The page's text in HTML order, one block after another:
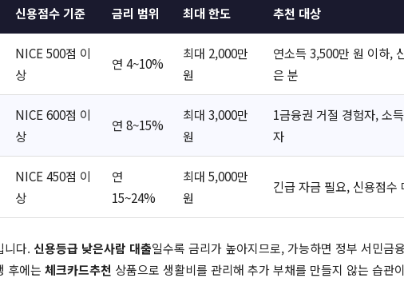
신용점수 기준 금리 범위 최대 한도 추천 대상
NICE 500점 이
상
연 4~10%
최대 2,000만
원
연소득 3,500만 원 이하,
은 분
NICE 600점 이
상
연 8~15%
최대 3,000만
원
1금융권 거절 경험자, 소
자
NICE 450점 이
상
연
15~24%
최대 5,000만
원
긴급 자금 필요, 신용점수
니다. 신용등급 낮은사람 대출일수록 금리가 높아지므로, 가능하면 정부 서민금
후에는 체크카드추천 상품으로 생활비를 관리해 추가 부채를 만들지 않는 습관